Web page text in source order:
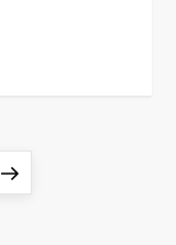
Next